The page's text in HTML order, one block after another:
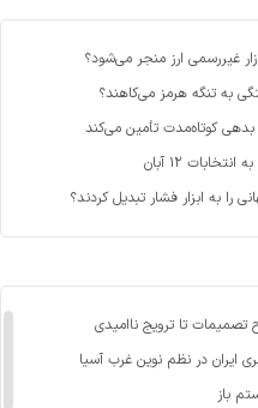
غیررسمی ارز منجر می‌شود؟
بدهی کوتاه‌مدت تأمین می‌کند
۱۲ آبان
را به ابزار فشار تبدیل کردند؟
تصمیمات تا ترویج ناامیدی
ایران در نظم نوین غرب آسیا
باز